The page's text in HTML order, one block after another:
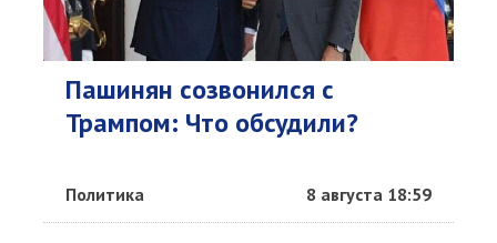
Пашинян созвонился с
Трампом: Что обсудили?
Политика 8 августа 18:59